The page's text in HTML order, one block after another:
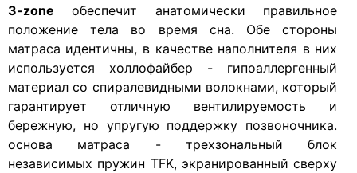
3-zone обеспечит анатомически правильное
положение тела во время сна. Обе стороны
матраса идентичны, в качестве наполнителя в них
используется холлофайбер - гипоаллергенный
материал со спиралевидными волокнами, который
гарантирует отличную вентилируемость и
бережную, но упругую поддержку позвоночника.
основа матраса - трехзональный блок
независимых пружин TFK, экранированный сверху